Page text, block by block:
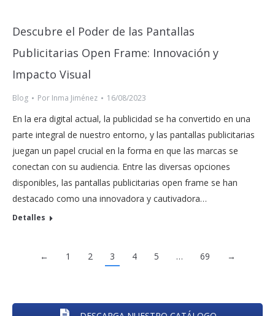
Descubre el Poder de las Pantallas
Publicitarias Open Frame: Innovación y
Impacto Visual
Blog Por Inma Jiménez 16/08/2023
En la era digital actual, la publicidad se ha convertido en una
parte integral de nuestro entorno, y las pantallas publicitarias
juegan un papel crucial en la forma en que las marcas se
conectan con su audiencia. Entre las diversas opciones
disponibles, las pantallas publicitarias open frame se han
destacado como una innovadora y cautivadora…
Detalles
← 1 2 3 4 5 … 69 →